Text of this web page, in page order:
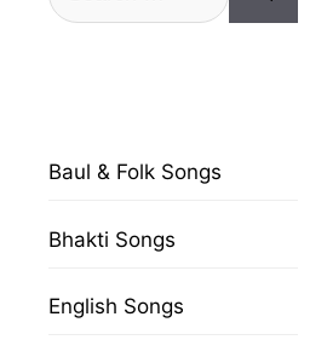
for:
Baul & Folk Songs
Bhakti Songs
English Songs